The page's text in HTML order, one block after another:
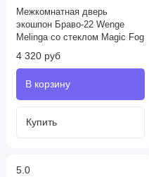
Межкомнатная дверь
экошпон Браво-22 Wenge
Melinga со стеклом Magic Fog
4 320 руб
5.0